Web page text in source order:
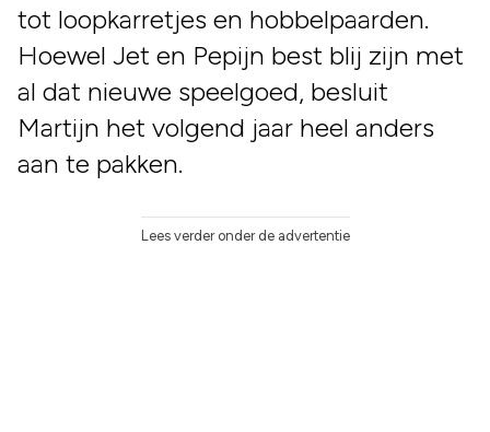
tot loopkarretjes en hobbelpaarden.
Hoewel Jet en Pepijn best blij zijn met
al dat nieuwe speelgoed, besluit
Martijn het volgend jaar heel anders
aan te pakken.
Lees verder onder de advertentie